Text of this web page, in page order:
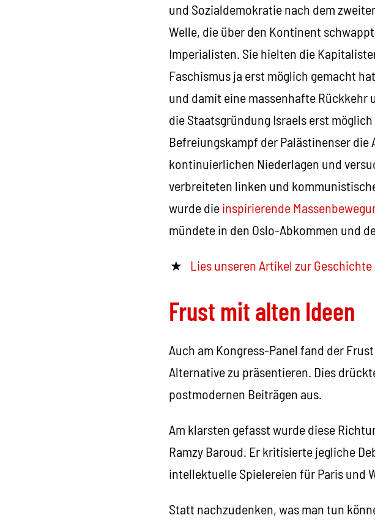
und Sozialdemokratie nach dem
Welle, die über den Kontinent
Imperialisten. Sie hielten die
Faschismus ja erst möglich gemacht
und damit eine massenhafte Rückkehr
die Staatsgründung Israels erst
Befreiungskampf der Palästinenser
kontinuierlichen Niederlagen und
verbreiteten linken und
wurde dieinspirierende
mündete in den Oslo-Abkommen und
Lies unseren Artikel zur
Frust mit alten Ideen
Auch am Kongress-Panel fand der
Alternative zu präsentieren. Dies
postmodernen Beiträgen aus.
Am klarsten gefasst wurde diese
Ramzy Baroud. Er kritisierte jegliche
intellektuelle Spielereien für Paris und
Statt nachzudenken, was man tun